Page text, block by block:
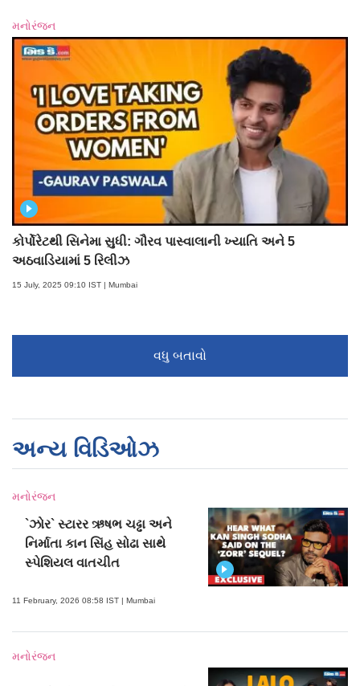
મનોરંજન
કોર્પોરેટથી સિનેમા સુધી: ગૌરવ પાસ્વાલાની ખ્યાતિ અને 5
અઠવાડિયામાં 5 રિલીઝ
15 July, 2025 09:10 IST | Mumbai
વધુ બતાવો
અન્ય વિડિઓઝ
મનોરંજન
`ઝોર` સ્ટારર ઋષભ ચઢ્ઢા અને
નિર્માતા કાન સિંહ સોઢા સાથે
સ્પેશિયલ વાતચીત
11 February, 2026 08:58 IST | Mumbai
મનોરંજન